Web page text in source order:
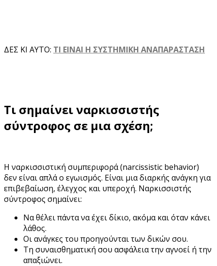
ΔΕΣ ΚΙ ΑΥΤΟ: ΤΙ ΕΙΝΑΙ Η ΣΥΣΤΗΜΙΚΗ ΑΝΑΠΑΡΑΣΤΑΣΗ
Τι σημαίνει ναρκισσιστής
σύντροφος σε μια σχέση;
Η ναρκισσιστική συμπεριφορά (narcissistic behavior)
δεν είναι απλά ο εγωισμός. Είναι μια διαρκής ανάγκη για
επιβεβαίωση, έλεγχος και υπεροχή. Ναρκισσιστής
σύντροφος σημαίνει:
Να θέλει πάντα να έχει δίκιο, ακόμα και όταν κάνει
λάθος.
Οι ανάγκες του προηγούνται των δικών σου.
Τη συναισθηματική σου ασφάλεια την αγνοεί ή την
απαξιώνει.